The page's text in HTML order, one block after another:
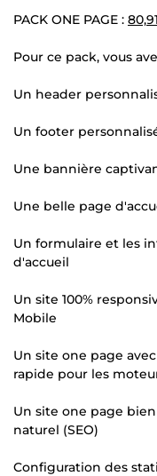
PACK ONE PAGE :
Pour ce pack, vous
Un header
Un footer
Une bannière
Une belle page
Un formulaire et les
d'accueil
Un site 100%
Mobile
Un site one page
rapide pour les
Un site one page
naturel (SEO)
Configuration des